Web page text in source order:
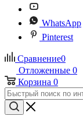
WhatsApp
Pinterest
Сравнение0
Отложенные 0
Корзина 0